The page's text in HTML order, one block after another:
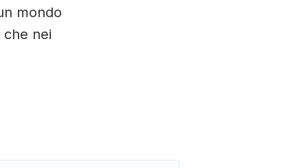
mondo
nei